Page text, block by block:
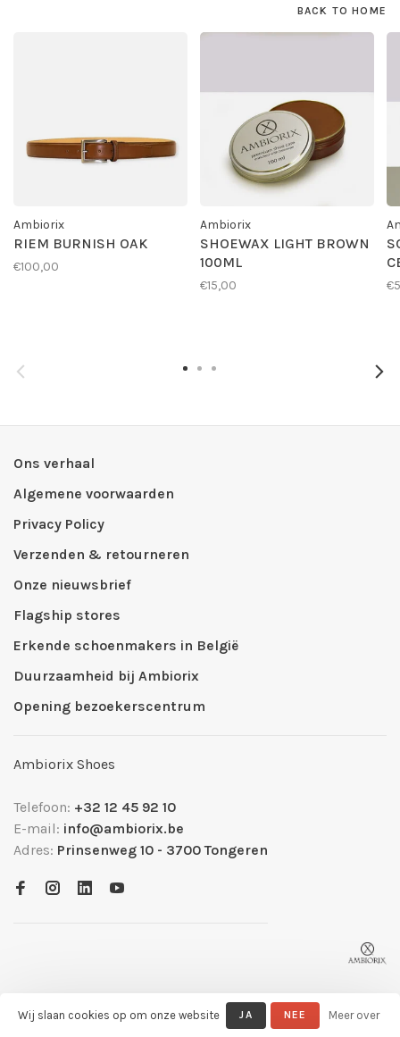
BACK TO HOME
Ambiorix
RIEM BURNISH OAK
€100,00
Ambiorix
SHOEWAX LIGHT BROWN
100ML
€15,00
Ons verhaal
Algemene voorwaarden
Privacy Policy
Verzenden & retourneren
Onze nieuwsbrief
Flagship stores
Erkende schoenmakers in België
Duurzaamheid bij Ambiorix
Opening bezoekerscentrum
Ambiorix Shoes
Telefoon: +32 12 45 92 10
E-mail: info@ambiorix.be
Adres: Prinsenweg 10 - 3700 Tongeren
Wij slaan cookies op om onze website
JA NEE
Meer over